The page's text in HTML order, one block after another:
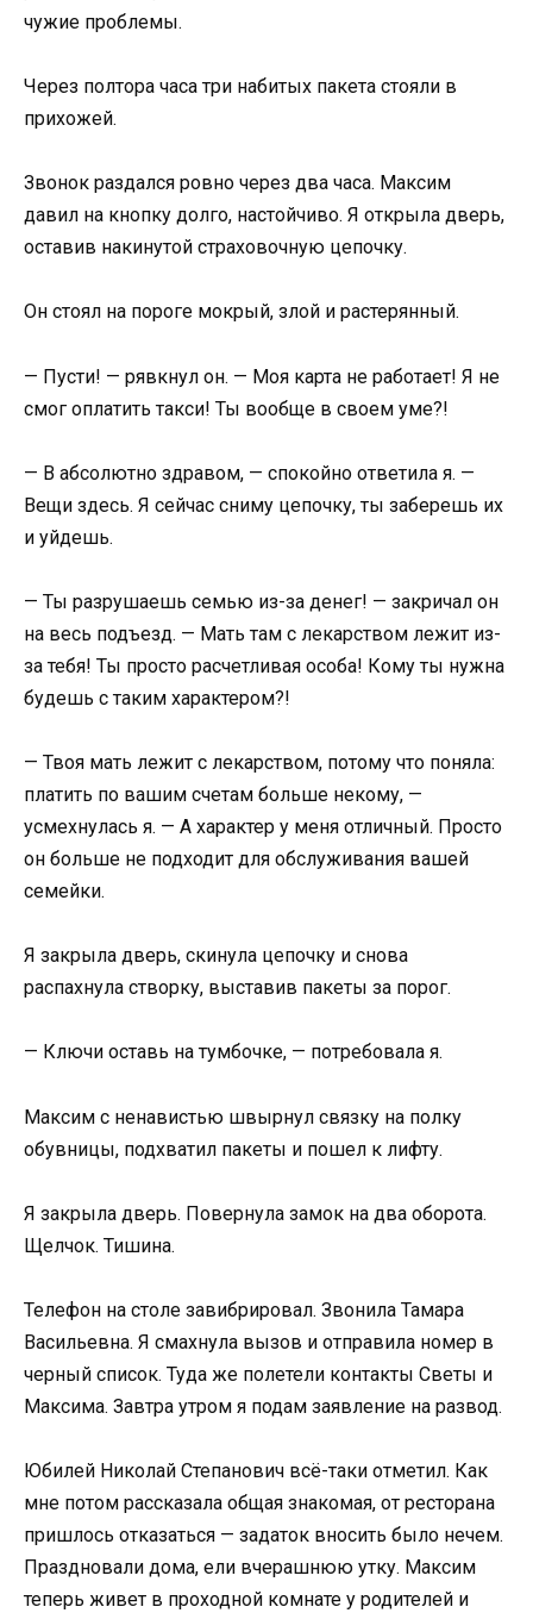
чужие проблемы.
Через полтора часа три набитых пакета стояли в
прихожей.
Звонок раздался ровно через два часа. Максим
давил на кнопку долго, настойчиво. Я открыла дверь,
оставив накинутой страховочную цепочку.
Он стоял на пороге мокрый, злой и растерянный.
— Пусти! — рявкнул он. — Моя карта не работает! Я не
смог оплатить такси! Ты вообще в своем уме?!
— В абсолютно здравом, — спокойно ответила я. —
Вещи здесь. Я сейчас сниму цепочку, ты заберешь их
и уйдешь.
— Ты разрушаешь семью из-за денег! — закричал он
на весь подъезд. — Мать там с лекарством лежит из-
за тебя! Ты просто расчетливая особа! Кому ты нужна
будешь с таким характером?!
— Твоя мать лежит с лекарством, потому что поняла:
платить по вашим счетам больше некому, —
усмехнулась я. — А характер у меня отличный. Просто
он больше не подходит для обслуживания вашей
семейки.
Я закрыла дверь, скинула цепочку и снова
распахнула створку, выставив пакеты за порог.
— Ключи оставь на тумбочке, — потребовала я.
Максим с ненавистью швырнул связку на полку
обувницы, подхватил пакеты и пошел к лифту.
Я закрыла дверь. Повернула замок на два оборота.
Щелчок. Тишина.
Телефон на столе завибрировал. Звонила Тамара
Васильевна. Я смахнула вызов и отправила номер в
черный список. Туда же полетели контакты Светы и
Максима. Завтра утром я подам заявление на развод.
Юбилей Николай Степанович всё-таки отметил. Как
мне потом рассказала общая знакомая, от ресторана
пришлось отказаться — задаток вносить было нечем.
Праздновали дома, ели вчерашнюю утку. Максим
теперь живет в проходной комнате у родителей и